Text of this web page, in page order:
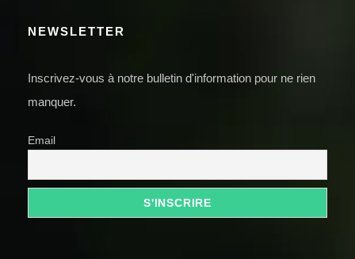
NEWSLETTER
Inscrivez-vous à notre bulletin d'information pour ne rien
manquer.
Email